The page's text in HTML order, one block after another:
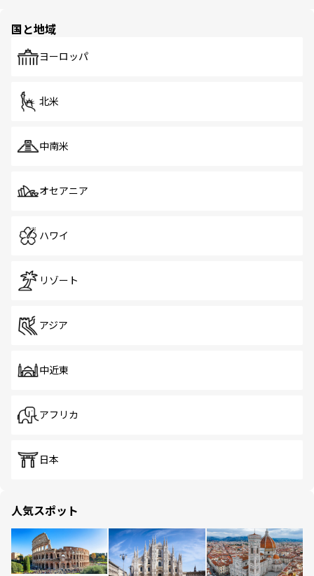
で、ホーカーズは地元の風情を楽しめる外せないスポット
国と地域
ヨーロッパ
北米
中南米
オセアニア
ハワイ
リゾート
アジア
中近東
アフリカ
日本
人気スポット